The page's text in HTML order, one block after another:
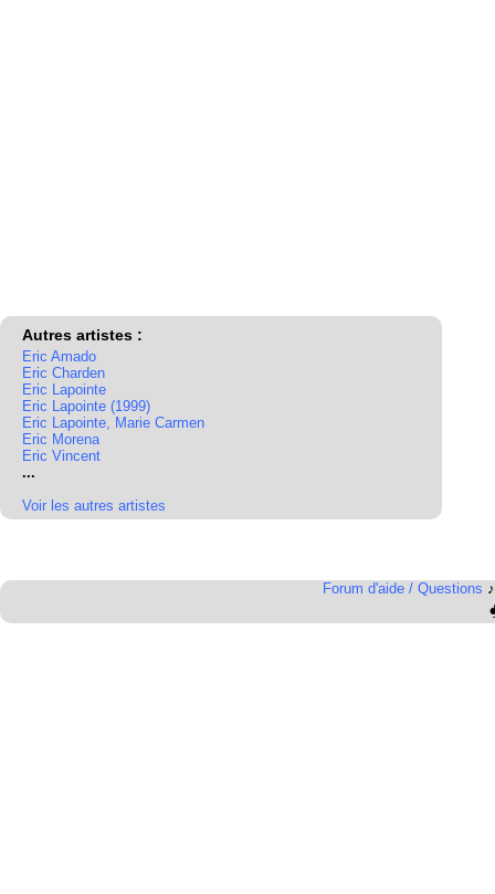
Autres artistes :
Eric Amado
Eric Charden
Eric Lapointe
Eric Lapointe (1999)
Eric Lapointe, Marie Carmen
Eric Morena
Eric Vincent
...
Voir les autres artistes
Forum d'aide / Questions